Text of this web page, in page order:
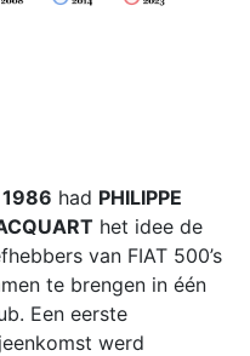
1986 had PHILIPPE
het idee de
van FIAT 500’s
te brengen in één
Een eerste
werd